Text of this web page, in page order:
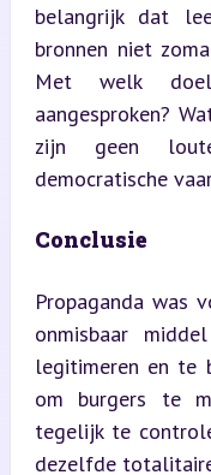
belangrijk dat
bronnen niet
Met welk
aangesproken?
zijn geen
democratische
Conclusie
Propaganda was
onmisbaar
legitimeren en te
om burgers te
tegelijk te
dezelfde